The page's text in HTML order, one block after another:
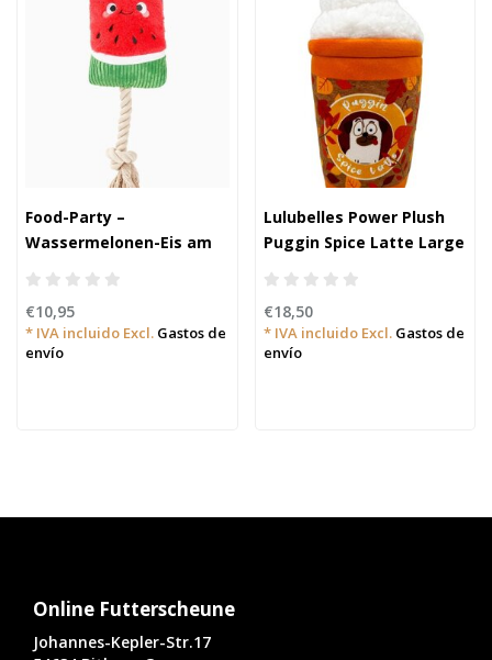
Food-Party –
Wassermelonen-Eis am
Stiel
€10,95
* IVA incluido Excl. Gastos de
envío
Lulubelles Power Plush
Puggin Spice Latte Large
€18,50
* IVA incluido Excl. Gastos de
envío
Online Futterscheune
Johannes-Kepler-Str.17